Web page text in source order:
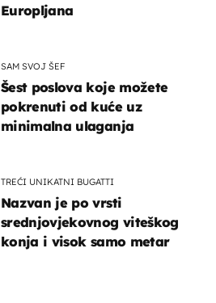
Europljana
SAM SVOJ ŠEF
Šest poslova koje možete
pokrenuti od kuće uz
minimalna ulaganja
TREĆI UNIKATNI BUGATTI
Nazvan je po vrsti
srednjovjekovnog viteškog
konja i visok samo metar